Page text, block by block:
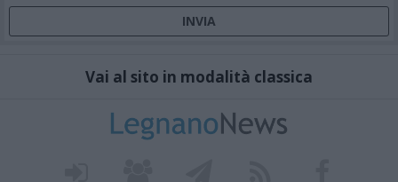
Vai al sito in modalità classica